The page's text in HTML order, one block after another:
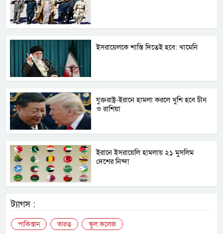
ইসরায়েলকে শাস্তি দিতেই হবে: খামেনি
যুক্তরাষ্ট্র-ইরানে হামলা করলে খুশি হবে চীন
ও রাশিয়া
ইরানে ইসরায়েলি হামলায় ২১ মুসলিম
দেশের নিন্দা
ট্যাগস :
পাকিস্তান ভারত স্কুল কলেজ